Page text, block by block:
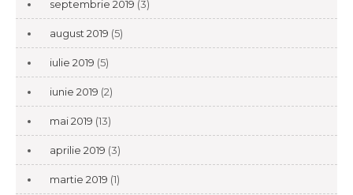
septembrie 2019 (3)
august 2019 (5)
iulie 2019 (5)
iunie 2019 (2)
mai 2019 (13)
aprilie 2019 (3)
martie 2019 (1)